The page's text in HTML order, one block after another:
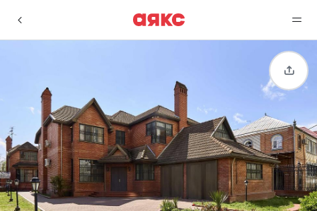
г. Краснодар
Избранное
0 объявлений
Сравнение
0 объявлений
Недвижимость Услуги